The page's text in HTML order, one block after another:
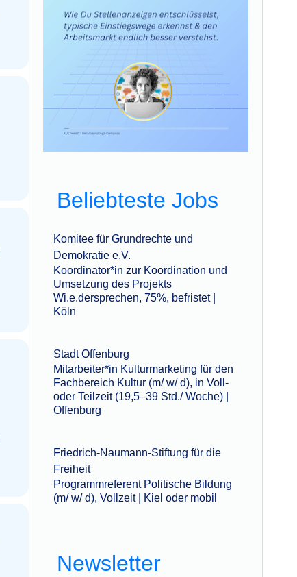
Beliebteste Jobs
Komitee für Grundrechte und
Demokratie e.V.
Koordinator*in zur Koordination und
Umsetzung des Projekts
Wi.e.dersprechen, 75%, befristet |
Köln
Stadt Offenburg
Mitarbeiter*in Kulturmarketing für den
Fachbereich Kultur (m/ w/ d), in Voll-
oder Teilzeit (19,5–39 Std./ Woche) |
Offenburg
Friedrich-Naumann-Stiftung für die
Freiheit
Programmreferent Politische Bildung
(m/ w/ d), Vollzeit | Kiel oder mobil
Newsletter